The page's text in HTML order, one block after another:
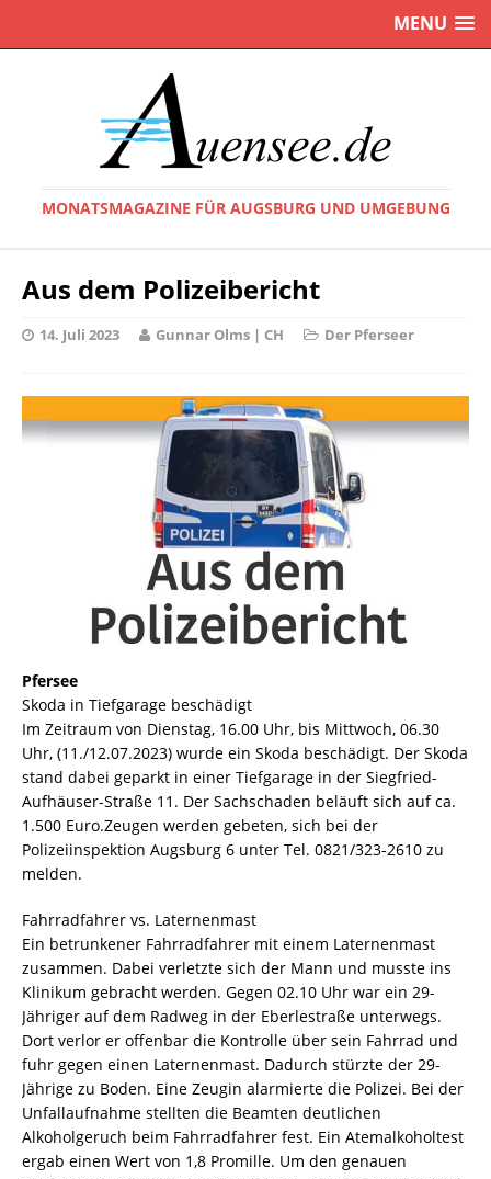
MENU
MONATSMAGAZINE FÜR AUGSBURG UND UMGEBUNG
Aus dem Polizeibericht
14. Juli 2023 Gunnar Olms | CH Der Pferseer
Pfersee
Skoda in Tiefgarage beschädigt
Im Zeitraum von Dienstag, 16.00 Uhr, bis Mittwoch, 06.30
Uhr, (11./12.07.2023) wurde ein Skoda beschädigt. Der Skoda
stand dabei geparkt in einer Tiefgarage in der Siegfried-
Aufhäuser-Straße 11. Der Sachschaden beläuft sich auf ca.
1.500 Euro.Zeugen werden gebeten, sich bei der
Polizeiinspektion Augsburg 6 unter Tel. 0821/323-2610 zu
melden.
Fahrradfahrer vs. Laternenmast
Ein betrunkener Fahrradfahrer mit einem Laternenmast
zusammen. Dabei verletzte sich der Mann und musste ins
Klinikum gebracht werden. Gegen 02.10 Uhr war ein 29-
Jähriger auf dem Radweg in der Eberlestraße unterwegs.
Dort verlor er offenbar die Kontrolle über sein Fahrrad und
fuhr gegen einen Laternenmast. Dadurch stürzte der 29-
Jährige zu Boden. Eine Zeugin alarmierte die Polizei. Bei der
Unfallaufnahme stellten die Beamten deutlichen
Alkoholgeruch beim Fahrradfahrer fest. Ein Atemalkoholtest
ergab einen Wert von 1,8 Promille. Um den genauen